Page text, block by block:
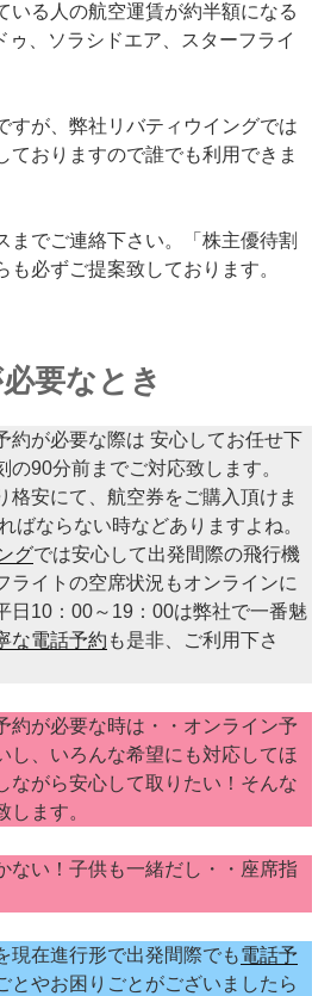
いる人の航空運賃が約半額になる
、ソラシドエア、スターフライ
すが、弊社リバティウイングでは
おりますので誰でも利用できま
までご連絡下さい。「株主優待割
必ずご提案致しております。
要なとき
約が必要な際は 安心してお任せ下
90分前までご対応致します。
格安にて、航空券をご購入頂けま
ばならない時などありますよね。
グでは安心して出発間際の飛行機
ライトの空席状況もオンラインに
日10：00～19：00は弊社で一番魅
な電話予約 も是非、ご利用下さ
約が必要な時は・・オンライン予
し、いろんな希望にも対応してほ
ながら安心して取りたい！そんな
ます。
ない！子供も一緒だし・・座席指
現在進行形で出発間際でも電話予
とやお困りごとがございましたら